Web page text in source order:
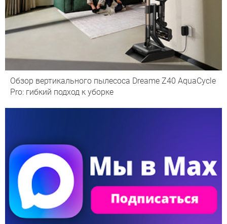
Обзор вертикального пылесоса Dreame Z40 AquaCycle
Pro: гибкий подход к уборке